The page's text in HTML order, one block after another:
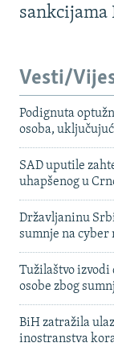
Vesti/
Podignuta
osoba,
SAD uputile
uhapšenog u
Državljaninu
sumnje na cyber
Tužilaštvo izvodi
osobe zbog
BiH zatražila
inostranstva